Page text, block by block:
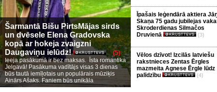
Šarmantā Bišu PirtsMājas sirds
un dvēsele Elena Gradovska
kopā ar hokeja zvaigzni
Daugaviņu ielūdz!
(5)
Ieeja pasākumā ir bez maksas. Īsta romantika
Jelgavā! Pasākuma vadītājs visas 3 dienas
būs tautā iemīļotais un populārais mūziķis
Ainārs Ašaks. Faniem būs unikāla
Īpašais leģendārā aktiera
Skaņa 75 gadu jubilejas
Skroderdienas Silmačos
Druvienā
(3)
Vēlos dzīvot! Izcilās latviešu
rakstnieces Zentas Ērgles
mazmeita Agnese Ērgle lūdz
palīdzību
(4)